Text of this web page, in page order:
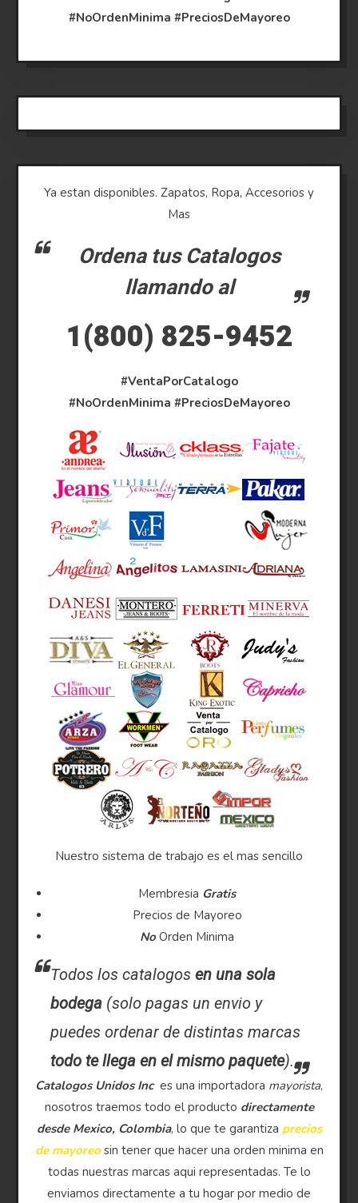
#NoOrdenMinima #PreciosDeMayoreo
Ya estan disponibles. Zapatos, Ropa, Accesorios y
Mas
Ordena tus Catalogos
llamando al
1(800) 825-9452
#VentaPorCatalogo
#NoOrdenMinima #PreciosDeMayoreo
Nuestro sistema de trabajo es el mas sencillo
Membresia Gratis
Precios de Mayoreo
No Orden Minima
Todos los catalogosen una sola
bodega (solo pagas un envio y
puedes ordenar de distintas marcas
todo te llega en el mismo paquete).
Catalogos Unidos Inc es una importadora mayorista,
nosotros traemos todo el producto directamente
desde Mexico, Colombia, lo que te garantiza precios
de mayoreosin tener que hacer una orden minima en
todas nuestras marcas aqui representadas. Te lo
enviamos directamente a tu hogar por medio de